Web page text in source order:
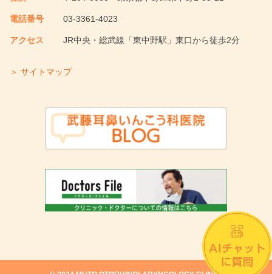
電話番号 03-3361-4023
アクセス JR中央・総武線「東中野駅」東口から徒歩2分
＞ サイトマップ